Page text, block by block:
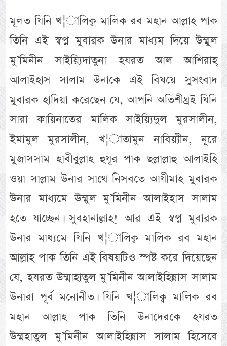
মূলত যিনি খ¦ালিক্ব মালিক রব মহান আল্লাহ পাক
তিনি এই স্বপ্ন মুবারক উনার মাধ্যম দিয়ে উম্মুল
মু’মিনীন সাইয়্যিদাতুনা হযরত আল আশিরাহ্
আলাইহাস সালাম উনাকে এই বিষয়ে সুসংবাদ
মুবারক হাদিয়া করেছেন যে, আপনি অতিশীঘ্রই যিনি
সারা কায়িনাতের মালিক সাইয়্যিদুল মুরসালীন,
ইমামুল মুরসালীন, খ¦াতামুন নাবিয়্যীন, নূরে
মুজাসসাম হাবীবুল্লাহ হুযূর পাক ছল্লাল্লাহু আলাইহি
ওয়া সাল্লাম উনার সাথে নিসবতে আযীমাহ মুবারক
উনার মাধ্যমে উম্মুল মু’মিনীন আলাইহাস সালাম
হতে যাচ্ছেন। সুবহানাল্লাহ! আর এই স্বপ্ন মুবারক
উনার মাধ্যমে যিনি খ¦ালিক্ব মালিক রব মহান
আল্লাহ পাক তিনি এই বিষয়টিও স্পষ্ট করে দিয়েছেন
যে, হযরত উম্মাহাতুল মু’মিনীন আলাইহিন্নাস সালাম
উনারা পূর্ব মনোনীত। যিনি খ¦ালিক্ব মালিক রব
মহান আল্লাহ পাক তিনি উনাদেরকে হযরত
উম্মহাতুল মু’মিনীন আলাইহিন্নাস সালাম হিসেবে